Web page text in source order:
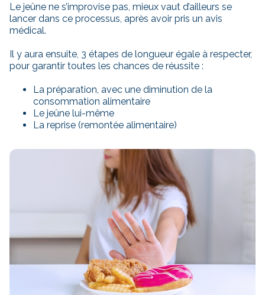
Le jeûne ne s’improvise pas, mieux vaut d’ailleurs se
lancer dans ce processus, après avoir pris un avis
médical.
Il y aura ensuite, 3 étapes de longueur égale à respecter,
pour garantir toutes les chances de réussite :
La préparation, avec une diminution de la
consommation alimentaire
Le jeûne lui-même
La reprise (remontée alimentaire)